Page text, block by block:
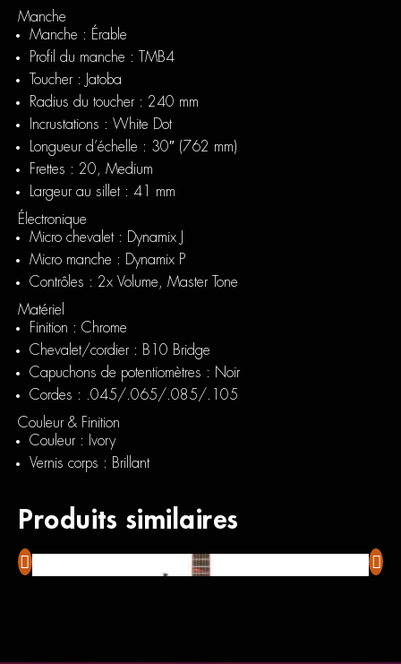
Manche
Manche : Érable
Profil du manche : TMB4
Toucher : Jatoba
Radius du toucher : 240 mm
Incrustations : White Dot
Longueur d’échelle : 30″ (762 mm)
Frettes : 20, Medium
Largeur au sillet : 41 mm
Électronique
Micro chevalet : Dynamix J
Micro manche : Dynamix P
Contrôles : 2x Volume, Master Tone
Matériel
Finition : Chrome
Chevalet/cordier : B10 Bridge
Capuchons de potentiomètres : Noir
Cordes : .045/.065/.085/.105
Couleur & Finition
Couleur : Ivory
Vernis corps : Brillant
Produits similaires
Ibanez GRG-131-DX